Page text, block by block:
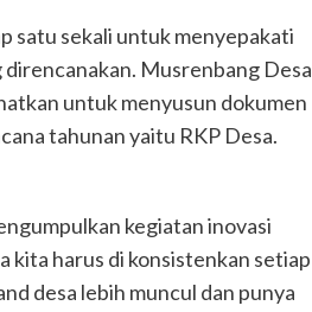
satu sekali untuk menyepakati
Musrenbang Desa
untuk menyusun dokumen
tahunan yaitu RKP Desa.
kegiatan inovasi
kita harus di konsistenkan setiap
desa lebih muncul dan punya